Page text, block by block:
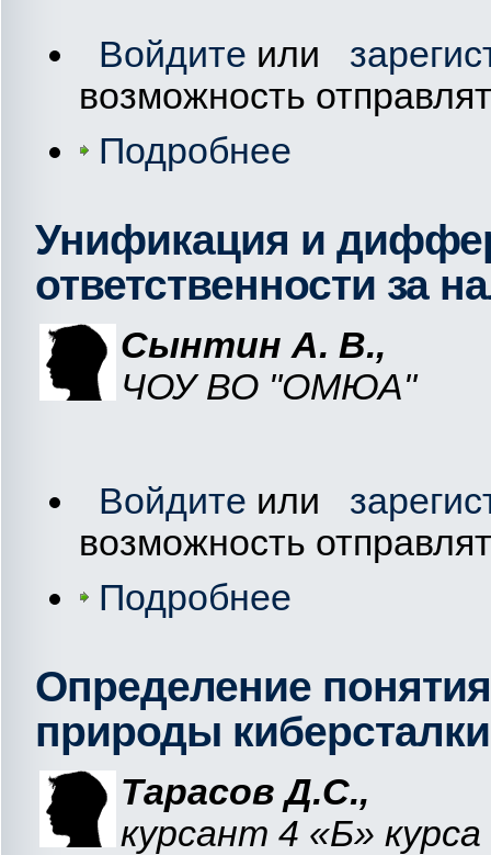
Войдите или
возможность
Подробнее
Унификация и
ответственности за
Сынтин А. В.,
ЧОУ ВО "ОМЮА"
Войдите или
возможность
Подробнее
Определение
природы
ТарасовД.С.,
курсант 4 «Б»